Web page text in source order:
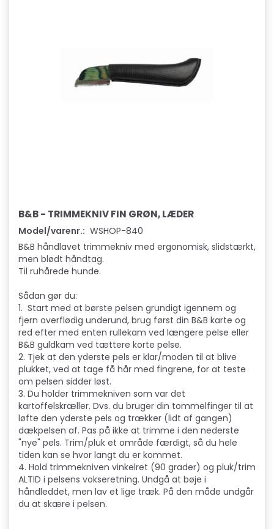
B&B - TRIMMEKNIV FIN GRØN, LÆDER
Model/varenr.: WSHOP-840
B&B håndlavet trimmekniv med ergonomisk, slidstærkt,
men blødt håndtag.
Til ruhårede hunde.
Sådan gør du:
1. Start med at børste pelsen grundigt igennem og
fjern overflødig underund, brug først din B&B karte og
red efter med enten rullekam ved længere pelse eller
B&B guldkam ved tættere korte pelse.
2. Tjek at den yderste pels er klar/moden til at blive
plukket, ved at tage få hår med fingrene, for at teste
om pelsen sidder løst.
3. Du holder trimmekniven som var det
kartoffelskræller. Dvs. du bruger din tommelfinger til at
løfte den yderste pels og trækker (lidt af gangen)
dækpelsen af. Pas på ikke at trimme i den nederste
"nye" pels. Trim/pluk et område færdigt, så du hele
tiden kan se hvor langt du er kommet.
4. Hold trimmekniven vinkelret (90 grader) og pluk/trim
ALTID i pelsens vokseretning. Undgå at bøje i
håndleddet, men lav et lige træk. På den måde undgår
du at skære i pelsen.